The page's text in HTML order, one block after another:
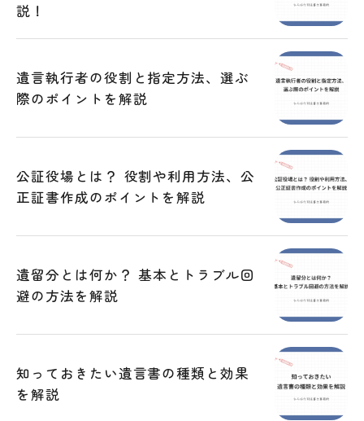
説！
遺言執行者の役割と指定方法、選ぶ
際のポイントを解説
公証役場とは？ 役割や利用方法、公
正証書作成のポイントを解説
遺留分とは何か？ 基本とトラブル回
避の方法を解説
知っておきたい遺言書の種類と効果
を解説